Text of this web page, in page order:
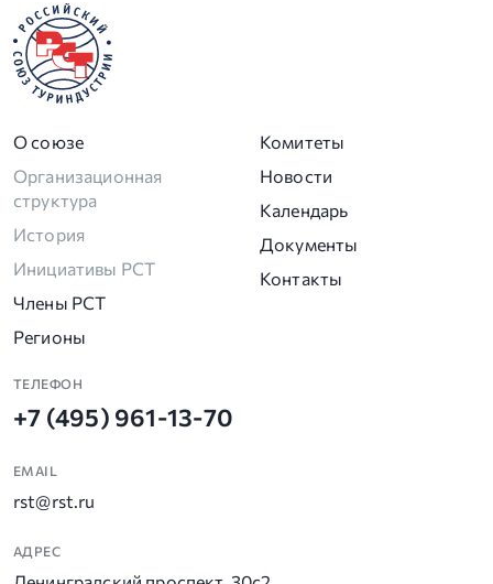
О союзе
Организационная
структура
История
Инициативы РСТ
Члены РСТ
Регионы
Комитеты
Новости
Календарь
Документы
Контакты
ТЕЛЕФОН
+7 (495) 961-13-70
EMAIL
rst@rst.ru
АДРЕС